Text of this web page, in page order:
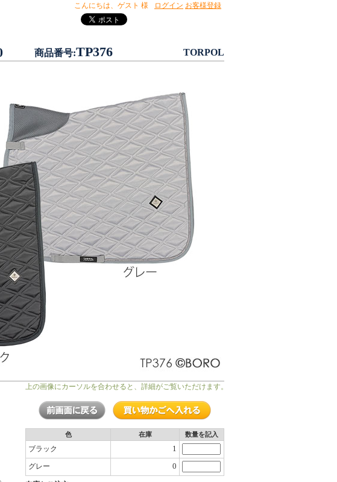
商品番号:TP376 TORPOL
上の画像にカーソルを合わせると、詳細がご覧いただけます。
色 在庫 数量を記入
ブラック 1
グレー 0
こんにちは、 ゲスト 様 ログイン お客様登録